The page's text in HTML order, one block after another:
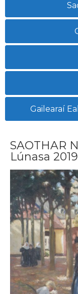
Gailearaí
SAOTHAR
Lúnasa 2019